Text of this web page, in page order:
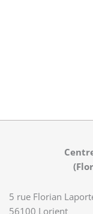
5 rue Florian
56100 Lorient